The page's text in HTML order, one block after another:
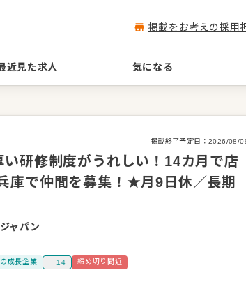
掲載をお考えの採用
近見た求人 気になる
掲載終了予定日： 2026/08/
研修制度がうれしい！14カ月で店
庫で仲間を募集！★月9日休／長期
ャパン
成長企業 ＋14 締め切り間近